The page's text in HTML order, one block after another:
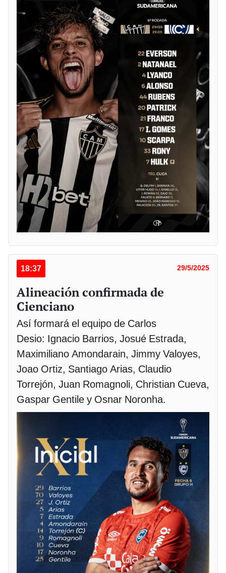
18:37 29/5/2025
Alineación confirmada de
Cienciano
Así formará el equipo de Carlos
Desio: Ignacio Barrios, Josué Estrada,
Maximiliano Amondarain, Jimmy Valoyes,
Joao Ortiz, Santiago Arias, Claudio
Torrejón, Juan Romagnoli, Christian Cueva,
Gaspar Gentile y Osnar Noronha.